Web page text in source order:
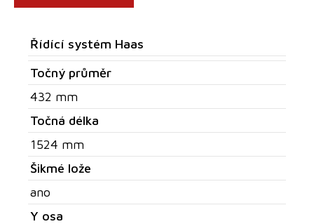
Řídící systém Haas
Točný průměr
432 mm
Točná délka
1524 mm
Šikmé lože
ano
Y osa